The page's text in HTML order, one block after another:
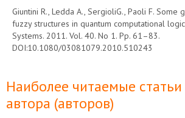
Giuntini R., Ledda A., SergioliG., Paoli F. Some
fuzzy structures in quantum computational
Systems. 2011. Vol. 40. No 1. Pp. 61–83.
DOI:10.1080/03081079.2010.510243
Наиболее читаемые статьи
автора (авторов)